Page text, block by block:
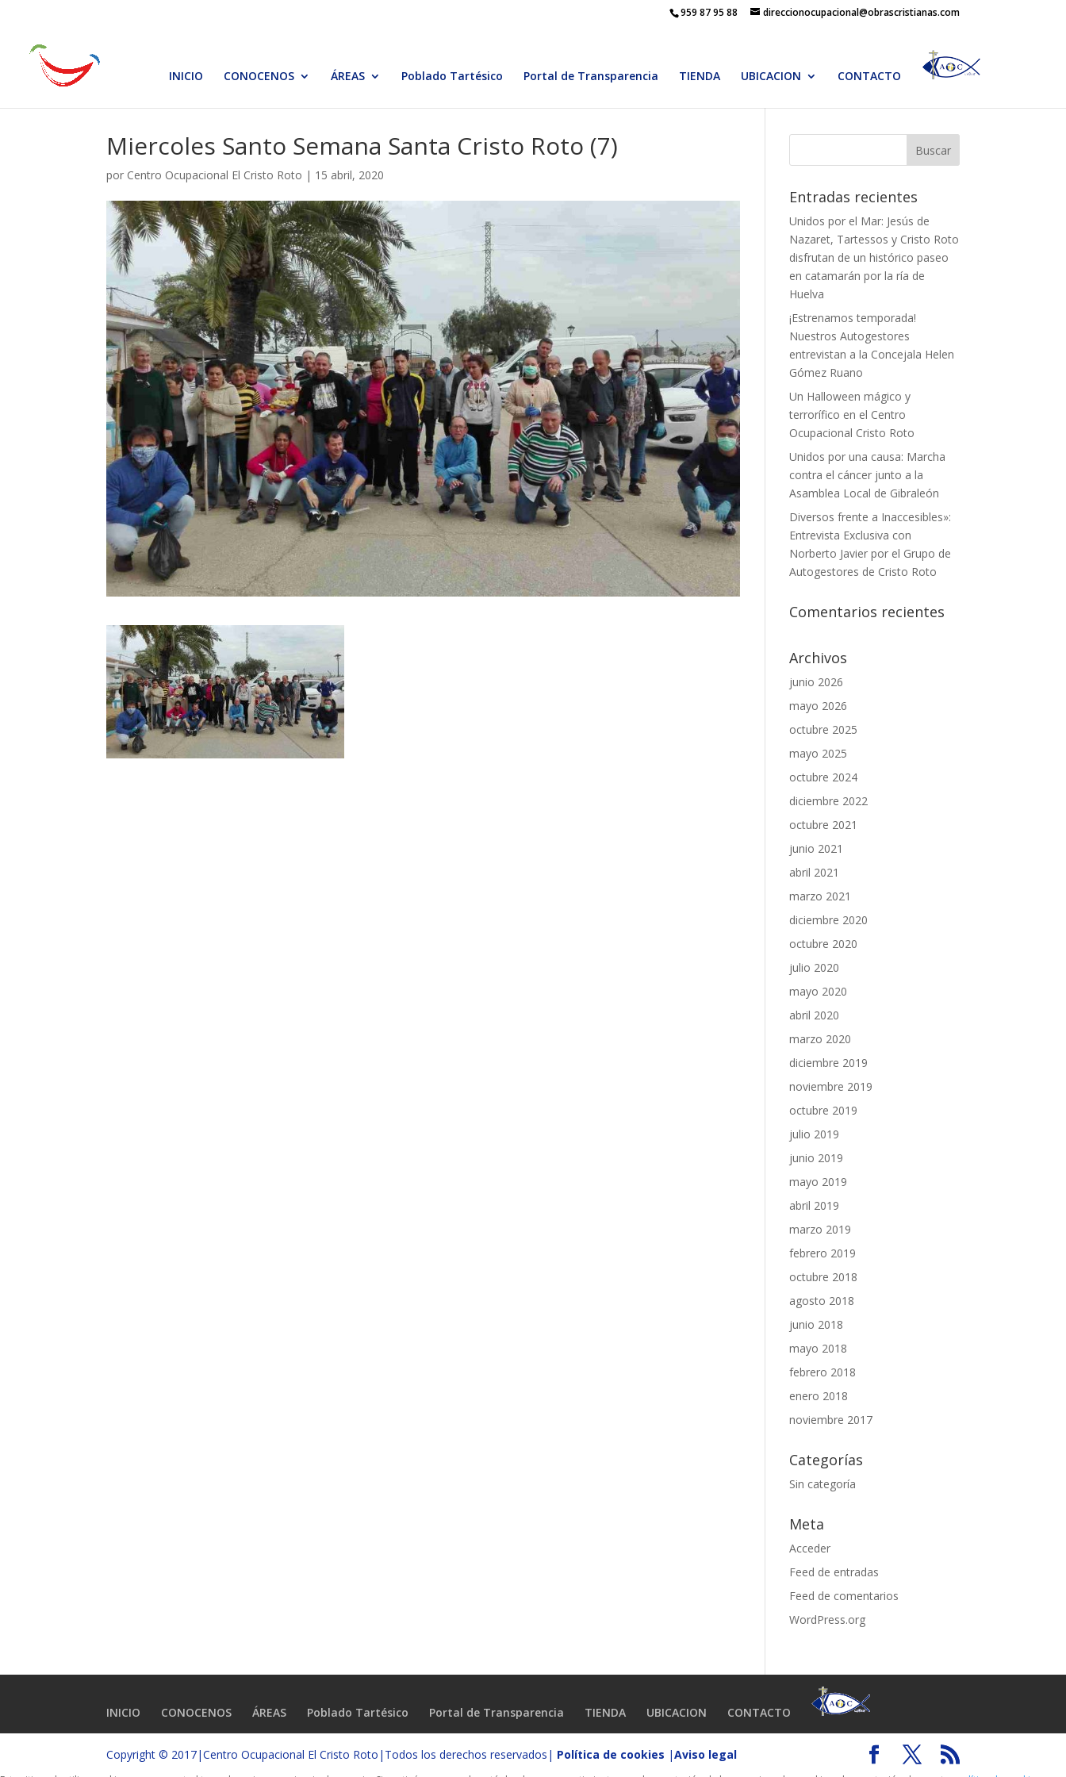
959 87 95 88 direccionocupacional@obrascristianas.com
INICIO CONOCENOS ÁREAS Poblado Tartésico Portal de Transparencia TIENDA UBICACION CONTACTO
Miercoles Santo Semana Santa Cristo Roto (7)
por Centro Ocupacional El Cristo Roto | 15 abril, 2020
Entradas recientes
Unidos por el Mar: Jesús de
Nazaret, Tartessos y Cristo Roto
disfrutan de un histórico paseo
en catamarán por la ría de
Huelva
¡Estrenamos temporada!
Nuestros Autogestores
entrevistan a la Concejala Helen
Gómez Ruano
Un Halloween mágico y
terrorífico en el Centro
Ocupacional Cristo Roto
Unidos por una causa: Marcha
contra el cáncer junto a la
Asamblea Local de Gibraleón
Diversos frente a Inaccesibles»:
Entrevista Exclusiva con
Norberto Javier por el Grupo de
Autogestores de Cristo Roto
Comentarios recientes
Archivos
junio 2026
mayo 2026
octubre 2025
mayo 2025
octubre 2024
diciembre 2022
octubre 2021
junio 2021
abril 2021
marzo 2021
diciembre 2020
octubre 2020
julio 2020
mayo 2020
abril 2020
marzo 2020
diciembre 2019
noviembre 2019
octubre 2019
julio 2019
junio 2019
mayo 2019
abril 2019
marzo 2019
febrero 2019
octubre 2018
agosto 2018
junio 2018
mayo 2018
febrero 2018
enero 2018
noviembre 2017
Categorías
Sin categoría
Meta
Acceder
Feed de entradas
Feed de comentarios
WordPress.org
INICIO CONOCENOS ÁREAS Poblado Tartésico Portal de Transparencia TIENDA UBICACION CONTACTO
Copyright © 2017|Centro Ocupacional El Cristo Roto|Todos los derechos reservados| Política de cookies |Aviso legal